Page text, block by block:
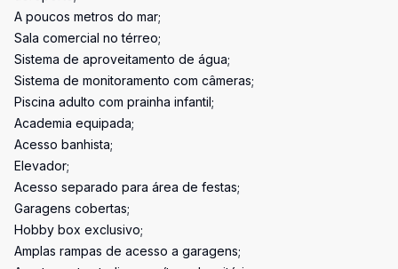
A poucos metros do mar;
Sala comercial no térreo;
Sistema de aproveitamento de água;
Sistema de monitoramento com câmeras;
Piscina adulto com prainha infantil;
Academia equipada;
Acesso banhista;
Elevador;
Acesso separado para área de festas;
Garagens cobertas;
Hobby box exclusivo;
Amplas rampas de acesso a garagens;